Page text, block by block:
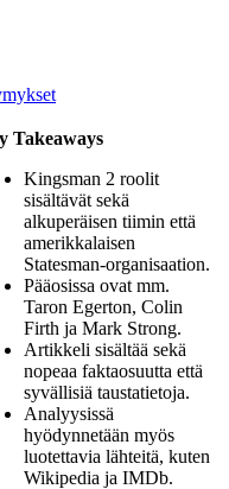
Takeaways
Kingsman 2 roolit
sisältävät sekä
alkuperäisen tiimin että
amerikkalaisen
Statesman-organisaation.
Pääosissa ovat mm.
Taron Egerton, Colin
Firth ja Mark Strong.
Artikkeli sisältää sekä
nopeaa faktaosuutta että
syvällisiä taustatietoja.
Analyysissä
hyödynnetään myös
luotettavia lähteitä, kuten
Wikipedia ja IMDb.